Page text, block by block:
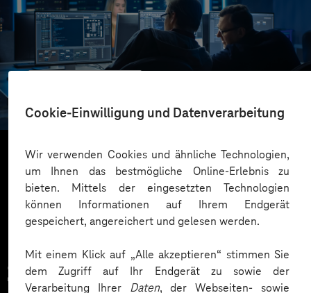
Cookie-Einwilligung und Datenverarbeitung
Wir verwenden Cookies und ähnliche Technologien,
um Ihnen das bestmögliche Online-Erlebnis zu
bieten. Mittels der eingesetzten Technologien
können Informationen auf Ihrem Endgerät
gespeichert, angereichert und gelesen werden.
Mit einem Klick auf „Alle akzeptieren“ stimmen Sie
dem Zugriff auf Ihr Endgerät zu sowie der
Verarbeitung Ihrer Daten, der Webseiten- sowie
Change-Beratung für die IT-Abteilung
Mehr laden
Zahlreiche Unternehmen